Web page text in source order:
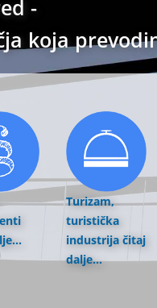
-
koja
Turizam,
turistička
industrija čitaj
dalje...